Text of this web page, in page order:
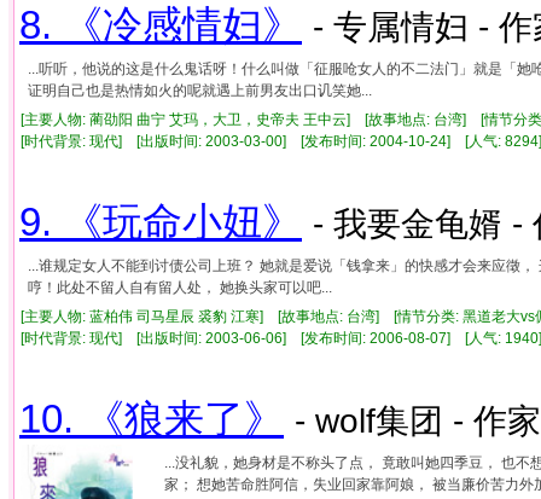
8. 《冷感情妇》 - 专属情妇 -
...听听，他说的这是什么鬼话呀！什么叫做「征服呛女人的不二法门」就是「
证明自己也是热情如火的呢就遇上前男友出口讥笑她...
[主要人物: 蔺劭阳 曲宁 艾玛，大卫，史帝夫 王中云] [故事地点: 台湾] [情节分
[时代背景: 现代] [出版时间: 2003-03-00] [发布时间: 2004-10-24] [人气:
9. 《玩命小妞》 - 我要金龟婿 -
...谁规定女人不能到讨债公司上班？ 她就是爱说「钱拿来」的快感才会来应徵
哼！此处不留人自有留人处， 她换头家可以吧...
[主要人物: 蓝柏伟 司马星辰 裘豹 江寒] [故事地点: 台湾] [情节分类: 黑道老大vs
[时代背景: 现代] [出版时间: 2003-06-06] [发布时间: 2006-08-07] [人气:
10. 《狼来了》 - wolf集团 - 作
...没礼貌，她身材是不称头了点， 竟敢叫她四季豆， 也
家； 想她苦命胜阿信，失业回家靠阿娘， 被当廉价苦力外